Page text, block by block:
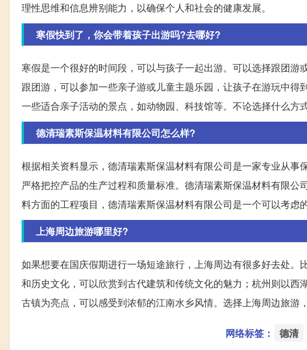
理性思维和信息辨别能力，以确保个人和社会的健康发展。
寒假快到了，你会带着孩子出游吗?去哪好?
寒假是一个很好的时间段，可以与孩子一起出游。可以选择跟团
跟团游，可以参加一些亲子游或儿童主题乐园，让孩子在游玩中
一些适合亲子活动的景点，如动物园、科技馆等。不论选择什么方
德清瑞素斯保温材料有限公司怎么样?
根据相关资料显示，德清瑞素斯保温材料有限公司是一家专业从事
严格把控产品的生产过程和质量标准。德清瑞素斯保温材料有限
料方面的工程项目，德清瑞素斯保温材料有限公司是一个可以考虑
上海周边旅游哪里好?
如果想要在国庆假期进行一场短途旅行，上海周边有很多好去处
和历史文化，可以欣赏到古代建筑和传统文化的魅力；杭州则以
古镇为亮点，可以感受到浓郁的江南水乡风情。选择上海周边旅游
网络标签： 德清